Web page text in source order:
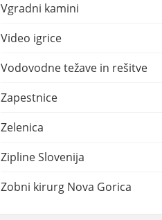
Vgradni kamini
Video igrice
Vodovodne težave in rešitve
Zapestnice
Zelenica
Zipline Slovenija
Zobni kirurg Nova Gorica